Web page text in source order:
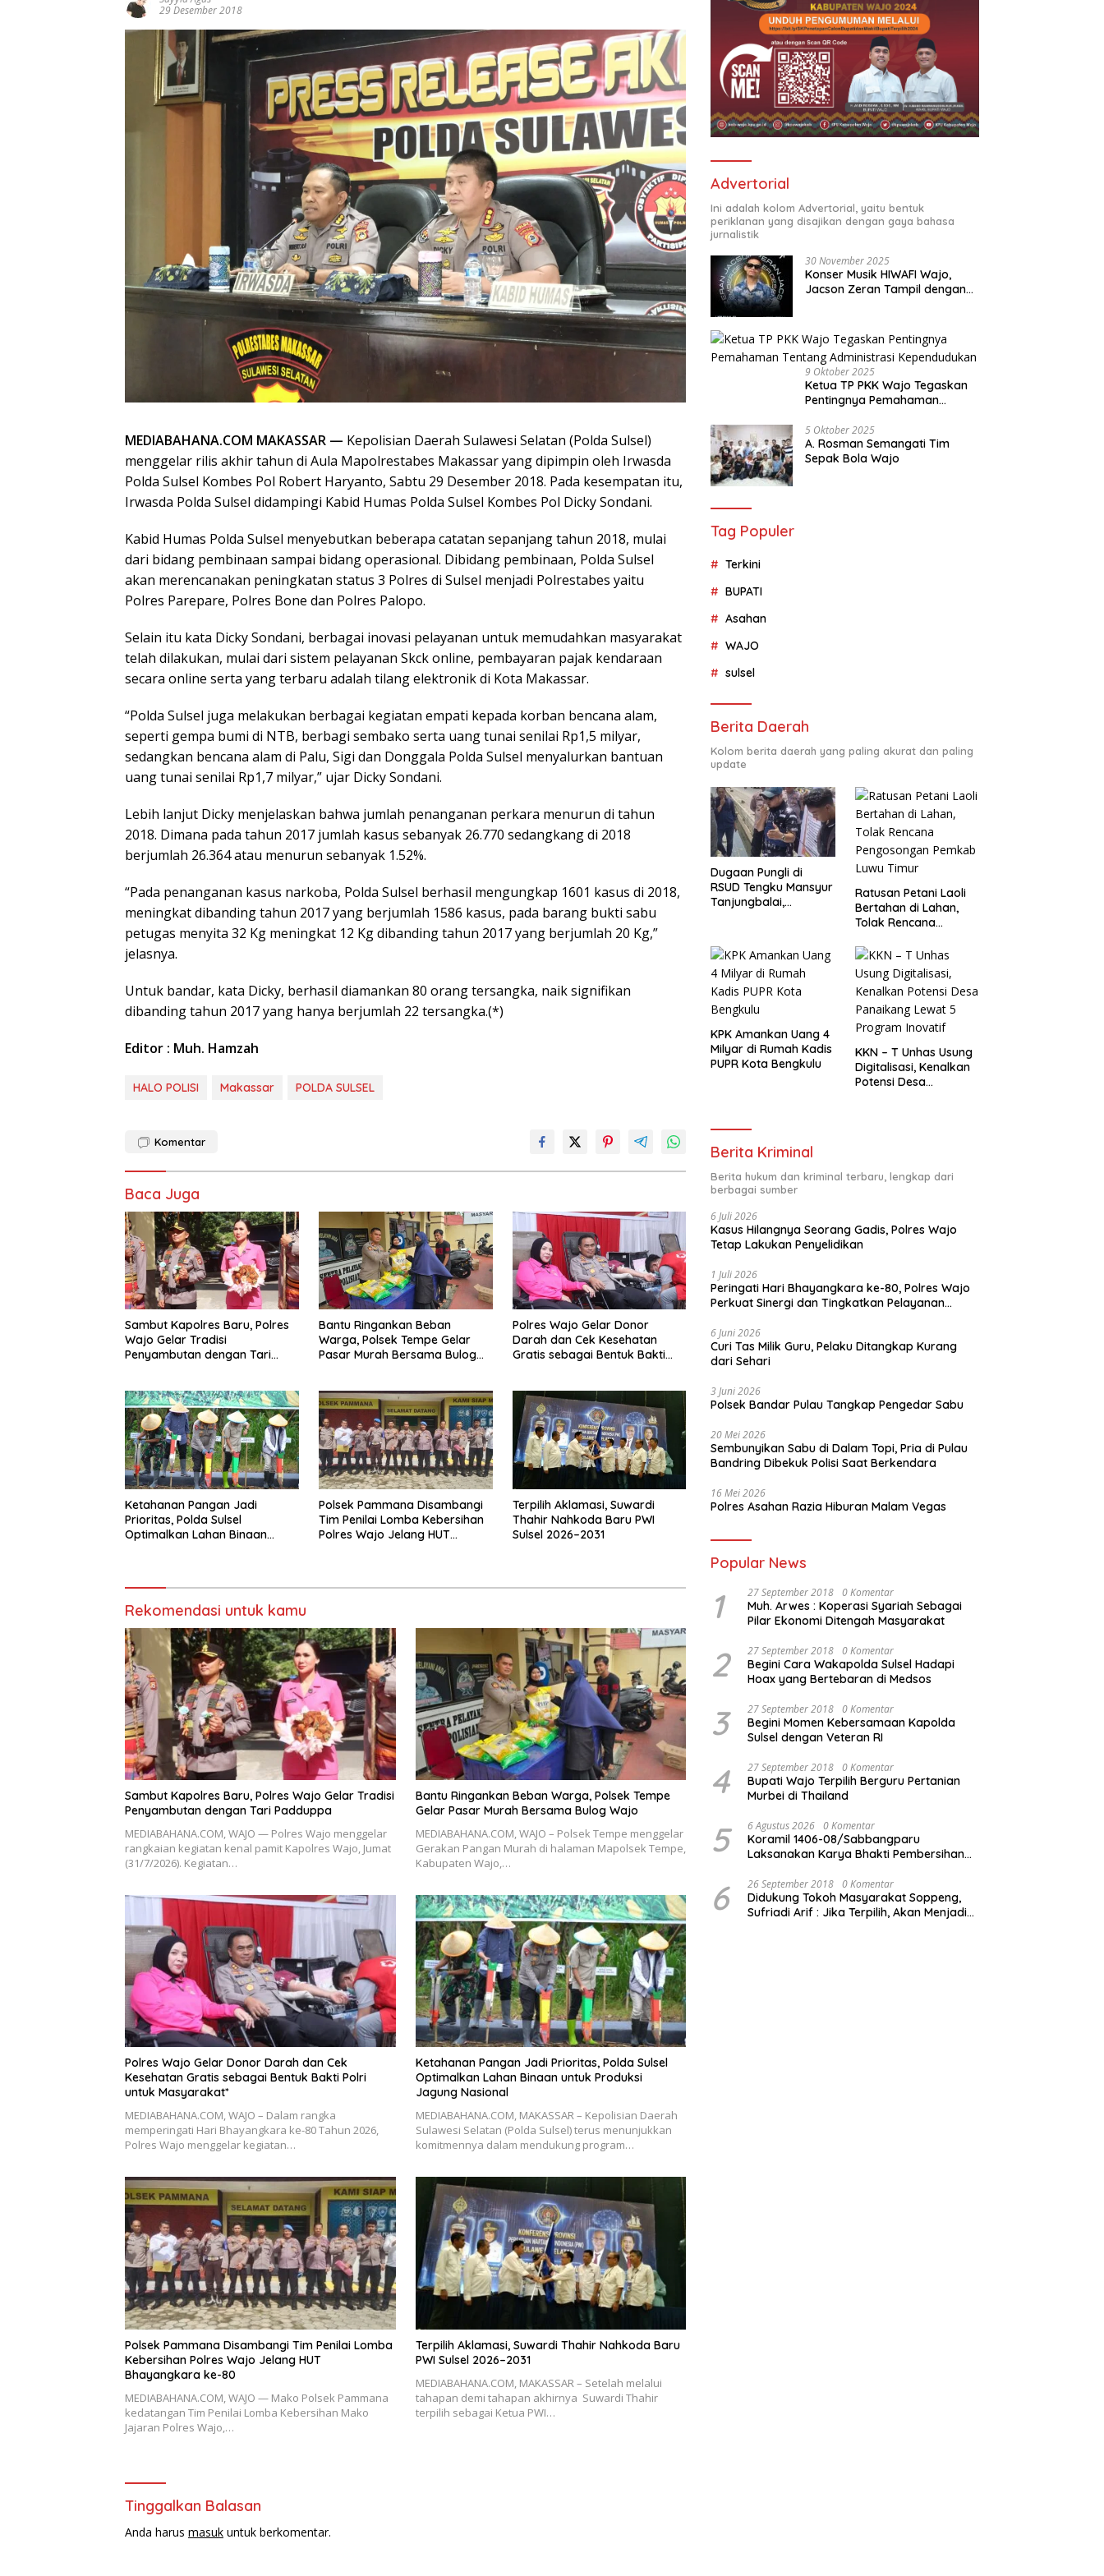
29 Desember 2018
MEDIABAHANA.COM MAKASSAR — Kepolisian Daerah Sulawesi Selatan (Polda Sulsel)
menggelar rilis akhir tahun di Aula Mapolrestabes Makassar yang dipimpin oleh Irwasda
Polda Sulsel Kombes Pol Robert Haryanto, Sabtu 29 Desember 2018. Pada kesempatan itu,
Irwasda Polda Sulsel didampingi Kabid Humas Polda Sulsel Kombes Pol Dicky Sondani.
Kabid Humas Polda Sulsel menyebutkan beberapa catatan sepanjang tahun 2018, mulai
dari bidang pembinaan sampai bidang operasional. Dibidang pembinaan, Polda Sulsel
akan merencanakan peningkatan status 3 Polres di Sulsel menjadi Polrestabes yaitu
Polres Parepare, Polres Bone dan Polres Palopo.
Selain itu kata Dicky Sondani, berbagai inovasi pelayanan untuk memudahkan masyarakat
telah dilakukan, mulai dari sistem pelayanan Skck online, pembayaran pajak kendaraan
secara online serta yang terbaru adalah tilang elektronik di Kota Makassar.
“Polda Sulsel juga melakukan berbagai kegiatan empati kepada korban bencana alam,
seperti gempa bumi di NTB, berbagi sembako serta uang tunai senilai Rp1,5 milyar,
sedangkan bencana alam di Palu, Sigi dan Donggala Polda Sulsel menyalurkan bantuan
uang tunai senilai Rp1,7 milyar,” ujar Dicky Sondani.
Lebih lanjut Dicky menjelaskan bahwa jumlah penanganan perkara menurun di tahun
2018. Dimana pada tahun 2017 jumlah kasus sebanyak 26.770 sedangkang di 2018
berjumlah 26.364 atau menurun sebanyak 1.52%.
“Pada penanganan kasus narkoba, Polda Sulsel berhasil mengungkap 1601 kasus di 2018,
meningkat dibanding tahun 2017 yang berjumlah 1586 kasus, pada barang bukti sabu
petugas menyita 32 Kg meningkat 12 Kg dibanding tahun 2017 yang berjumlah 20 Kg,”
jelasnya.
Untuk bandar, kata Dicky, berhasil diamankan 80 orang tersangka, naik signifikan
dibanding tahun 2017 yang hanya berjumlah 22 tersangka.(*)
Editor : Muh. Hamzah
HALO POLISI Makassar POLDA SULSEL
Komentar
Baca Juga
Sambut Kapolres Baru, Polres
Wajo Gelar Tradisi
Penyambutan dengan Tari
Bantu Ringankan Beban
Warga, Polsek Tempe Gelar
Pasar Murah Bersama Bulog
Polres Wajo Gelar Donor
Darah dan Cek Kesehatan
Gratis sebagai Bentuk Bakti
Ketahanan Pangan Jadi
Prioritas, Polda Sulsel
Optimalkan Lahan Binaan
Polsek Pammana Disambangi
Tim Penilai Lomba Kebersihan
Polres Wajo Jelang HUT
Terpilih Aklamasi, Suwardi
Thahir Nahkoda Baru PWI
Sulsel 2026–2031
Rekomendasi untuk kamu
Sambut Kapolres Baru, Polres Wajo Gelar Tradisi
Penyambutan dengan Tari Padduppa
MEDIABAHANA.COM, WAJO — Polres Wajo menggelar
rangkaian kegiatan kenal pamit Kapolres Wajo, Jumat
(31/7/2026). Kegiatan…
Bantu Ringankan Beban Warga, Polsek Tempe
Gelar Pasar Murah Bersama Bulog Wajo
MEDIABAHANA.COM, WAJO – Polsek Tempe menggelar
Gerakan Pangan Murah di halaman Mapolsek Tempe,
Kabupaten Wajo,…
Polres Wajo Gelar Donor Darah dan Cek
Kesehatan Gratis sebagai Bentuk Bakti Polri
untuk Masyarakat*
MEDIABAHANA.COM, WAJO – Dalam rangka
memperingati Hari Bhayangkara ke-80 Tahun 2026,
Polres Wajo menggelar kegiatan…
Ketahanan Pangan Jadi Prioritas, Polda Sulsel
Optimalkan Lahan Binaan untuk Produksi
Jagung Nasional
MEDIABAHANA.COM, MAKASSAR – Kepolisian Daerah
Sulawesi Selatan (Polda Sulsel) terus menunjukkan
komitmennya dalam mendukung program…
Polsek Pammana Disambangi Tim Penilai Lomba
Kebersihan Polres Wajo Jelang HUT
Bhayangkara ke-80
MEDIABAHANA.COM, WAJO — Mako Polsek Pammana
kedatangan Tim Penilai Lomba Kebersihan Mako
Jajaran Polres Wajo,…
Terpilih Aklamasi, Suwardi Thahir Nahkoda Baru
PWI Sulsel 2026–2031
MEDIABAHANA.COM, MAKASSAR – Setelah melalui
tahapan demi tahapan akhirnya Suwardi Thahir
terpilih sebagai Ketua PWI…
Tinggalkan Balasan
Anda harus masuk untuk berkomentar.
Advertorial
Ini adalah kolom Advertorial, yaitu bentuk
periklanan yang disajikan dengan gaya bahasa
jurnalistik
30 November 2025
Konser Musik HIWAFI Wajo,
Jacson Zeran Tampil dengan
9 Oktober 2025
Ketua TP PKK Wajo Tegaskan
Pentingnya Pemahaman
Kependudukan
5 Oktober 2025
A. Rosman Semangati Tim
Sepak Bola Wajo
Tag Populer
Terkini
BUPATI
Asahan
WAJO
sulsel
Berita Daerah
Kolom berita daerah yang paling akurat dan paling
update
Dugaan Pungli di
RSUD Tengku Mansyur
Tanjungbalai,
Tuntas
Ratusan Petani Laoli
Bertahan di Lahan,
Tolak Rencana
Luwu Timur
KPK Amankan Uang 4
Milyar di Rumah Kadis
PUPR Kota Bengkulu
KKN – T Unhas Usung
Digitalisasi, Kenalkan
Potensi Desa
Berita Kriminal
Berita hukum dan kriminal terbaru, lengkap dari
berbagai sumber
6 Juli 2026
Kasus Hilangnya Seorang Gadis, Polres Wajo
Tetap Lakukan Penyelidikan
1 Juli 2026
Peringati Hari Bhayangkara ke-80, Polres Wajo
Perkuat Sinergi dan Tingkatkan Pelayanan
6 Juni 2026
Curi Tas Milik Guru, Pelaku Ditangkap Kurang
dari Sehari
3 Juni 2026
Polsek Bandar Pulau Tangkap Pengedar Sabu
20 Mei 2026
Sembunyikan Sabu di Dalam Topi, Pria di Pulau
Bandring Dibekuk Polisi Saat Berkendara
16 Mei 2026
Polres Asahan Razia Hiburan Malam Vegas
Popular News
1 27 September 2018 0 Komentar
Muh. Arwes : Koperasi Syariah Sebagai
Pilar Ekonomi Ditengah Masyarakat
2 27 September 2018 0 Komentar
Begini Cara Wakapolda Sulsel Hadapi
Hoax yang Bertebaran di Medsos
3 27 September 2018 0 Komentar
Begini Momen Kebersamaan Kapolda
Sulsel dengan Veteran RI
4 27 September 2018 0 Komentar
Bupati Wajo Terpilih Berguru Pertanian
Murbei di Thailand
5 6 Agustus 2026 0 Komentar
Koramil 1406-08/Sabbangparu
Laksanakan Karya Bhakti Pembersihan
6 26 September 2018 0 Komentar
Didukung Tokoh Masyarakat Soppeng,
Sufriadi Arif : Jika Terpilih, Akan Menjadi